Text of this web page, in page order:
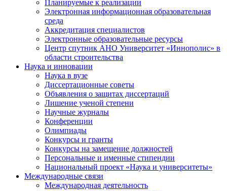
Планируемые к реализации
Электронная информационная образовательная
среда
Аккредитация специалистов
Электронные образовательные ресурсы
Центр спутник АНО Университет «Иннополис» в
области строительства
Наука и инновации
Наука в вузе
Диссертационные советы
Объявления о защитах диссертаций
Лишение ученой степени
Научные журналы
Конференции
Олимпиады
Конкурсы и гранты
Конкурсы на замещение должностей
Персональные и именные стипендии
Национальный проект «Наука и университеты»
Международные связи
Международная деятельность